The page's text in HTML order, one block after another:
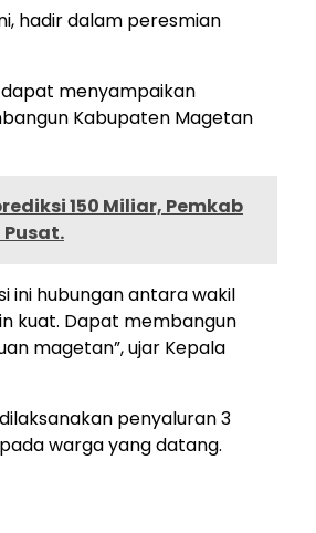
hadir dalam peresmian
menyampaikan
Kabupaten Magetan
150 Miliar, Pemkab
ini hubungan antara wakil
kuat. Dapat membangun
magetan”, ujar Kepala
penyaluran 3
warga yang datang.